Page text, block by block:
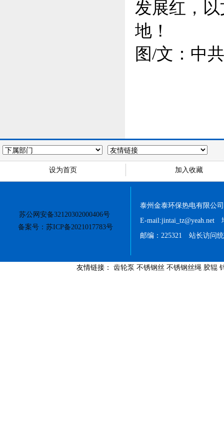
发展红，
地！
图/文：中
设为首页 加入收藏
苏公网安备32120302000406号
备案号：苏ICP备2021017783号
泰州金泰环保热电有限公
E-mail:jintai_tz@yeah.net
邮编：225321 站长访问
友情链接： 齿轮泵 不锈钢丝 不锈钢丝绳 胶辊